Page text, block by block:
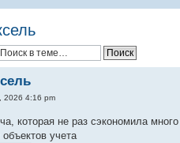
2026 4:16 pm
которая не раз сэкономила
учета